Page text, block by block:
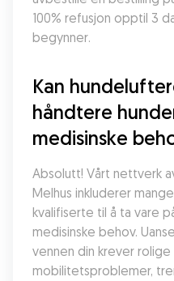
100% refusjon opptil 3
begynner.
Kan
håndtere
medisinske
Absolutt! Vårt nettverk
Melhus inkluderer
kvalifiserte til å ta vare
medisinske behov.
vennen din krever
mobilitetsproblemer,